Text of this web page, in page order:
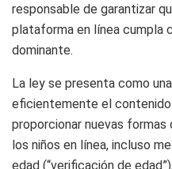
responsable de garantizar
plataforma en línea cumpla
dominante.
La ley se presenta como
eficientemente el contenido
proporcionar nuevas formas
los niños en línea, incluso
edad (“verificación de